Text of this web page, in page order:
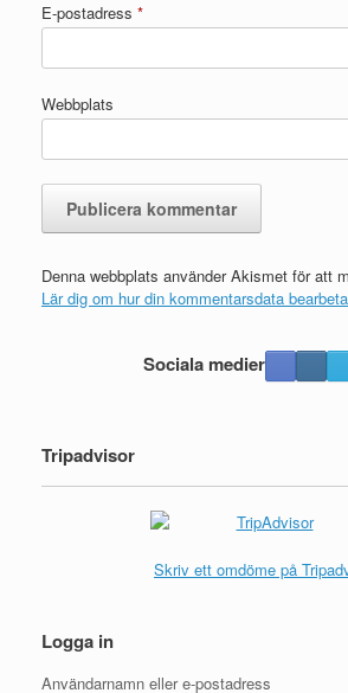
E-postadress *
Webbplats
Denna webbplats använder Akismet för att
Lär dig om hur din kommentarsdata
Sociala medier
Tripadvisor
Skriv ett omdöme på
Logga in
Användarnamn eller e-postadress